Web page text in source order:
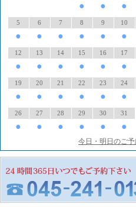
● ● ●
5
●
6
●
7
●
8
●
9
●
10
●
12
●
13
●
14
●
15
●
16
●
17
●
19
●
20
●
21
●
22
●
23
●
24
●
26
●
27
●
28
●
29
●
30
●
31
●
今日・明日のご